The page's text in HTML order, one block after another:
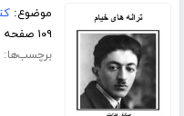
موضوع:
۱۰۹ صفحه
برچسب‌ها: